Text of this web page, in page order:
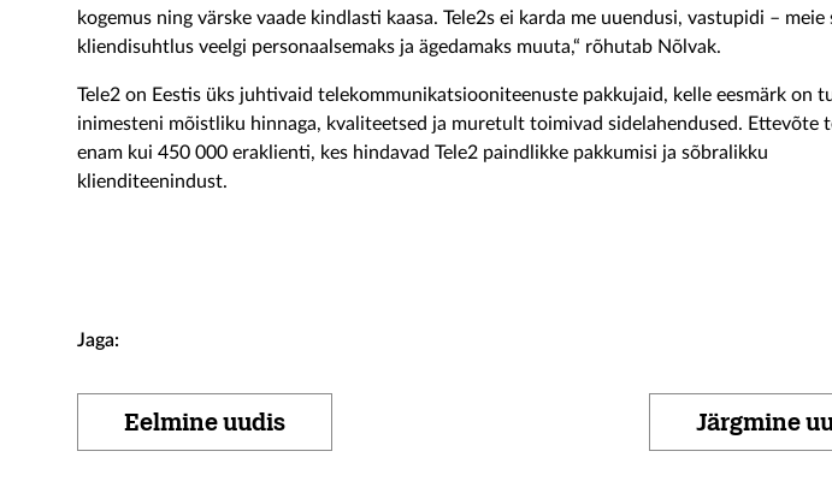
kogemus ning värske vaade kindlasti kaasa. Tele2s ei karda me uuendusi, vastupidi – meie
kliendisuhtlus veelgi personaalsemaks ja ägedamaks muuta,“ rõhutab Nõlvak.
Tele2 on Eestis üks juhtivaid telekommunikatsiooniteenuste pakkujaid, kelle eesmärk on
inimesteni mõistliku hinnaga, kvaliteetsed ja muretult toimivad sidelahendused. Ettevõte
enam kui 450 000 eraklienti, kes hindavad Tele2 paindlikke pakkumisi ja sõbralikku
klienditeenindust.
Jaga:
Eelmine uudis Järgmine